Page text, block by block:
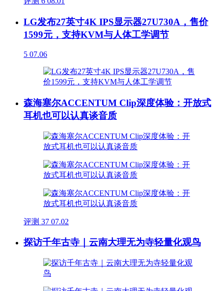
LG发布27英寸4K IPS显示器27U730A，售价
1599元，支持KVM与人体工学调节
5 07.06
森海塞尔ACCENTUM Clip深度体验：开放式
耳机也可以认真谈音质
评测 37 07.02
探访千年古寺｜云南大理无为寺轻量化观鸟